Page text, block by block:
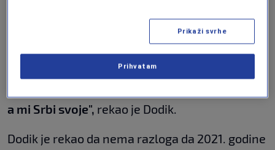
ispoštovali sve. Ni meni se nisu dopali neki
kadrovi koje je predlagao SDA, ali nisam
smatrao da treba da urušavam princip da
a mi Srbi svoje", rekao je Dodik.
Dodik je rekao da nema razloga da 2021. godine
Prikaži svrhe
Prihvatam